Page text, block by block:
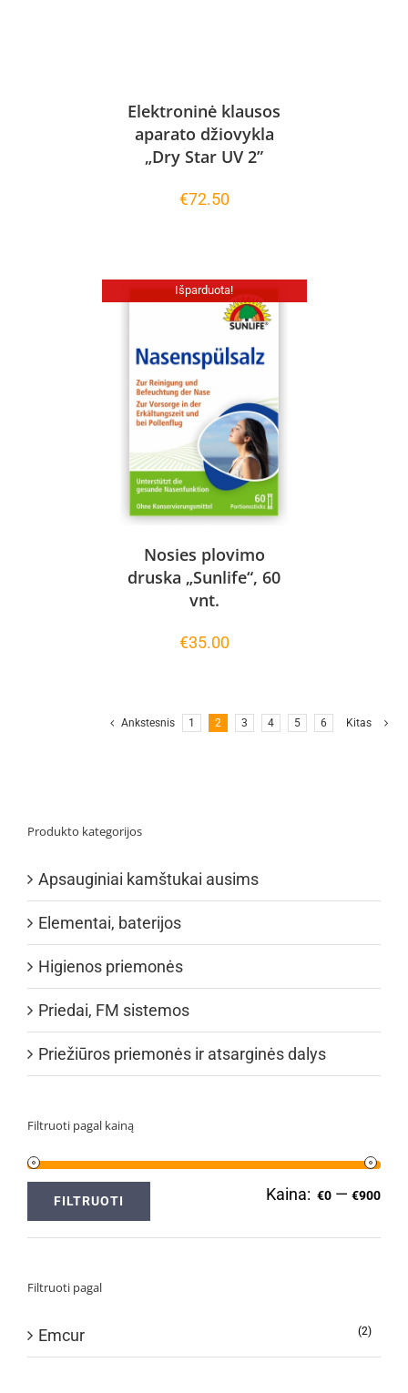
Elektroninė klausos
aparato džiovykla
„Dry Star UV 2”
€72.50
Išparduota!
Nosies plovimo
druska „Sunlife“, 60
vnt.
€35.00
Ankstesnis 1 2 3 4 5 6 Kitas
Produkto kategorijos
Apsauginiai kamštukai ausims
Elementai, baterijos
Higienos priemonės
Priedai, FM sistemos
Priežiūros priemonės ir atsarginės dalys
Filtruoti pagal kainą
Min
FILTRUOTI Kaina: €0 — €900
Filtruoti pagal
Emcur (2)